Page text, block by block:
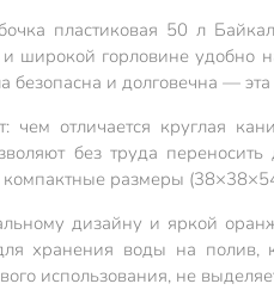
пластиковая 50 л
широкой горловине удобно
безопасна и долговечна —
чем отличается круглая
без труда
размеры
дизайну и яркой
хранения воды на
использования, не